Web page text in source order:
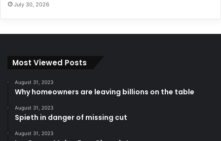
July 30, 2026
Most Viewed Posts
August 31, 2023
Why homeowners are leaving billions on the table
August 31, 2023
Spieth in danger of missing cut
August 31, 2023